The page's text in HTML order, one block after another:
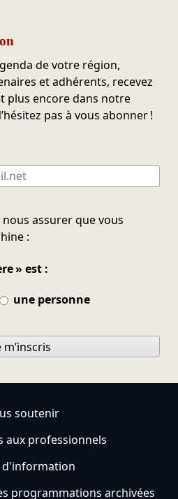
de votre région,
et adhérents, recevez
plus encore dans notre
pas à vous abonner !
assurer que vous
:
» est :
une personne
m’inscris
soutenir
aux professionnels
d'information
programmations archivées